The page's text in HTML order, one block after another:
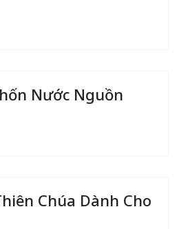
Nước Nguồn
Chúa Dành Cho